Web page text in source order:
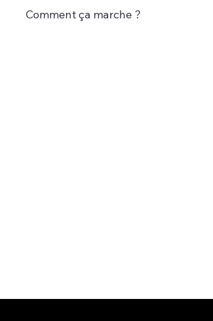
Comment ça marche ?